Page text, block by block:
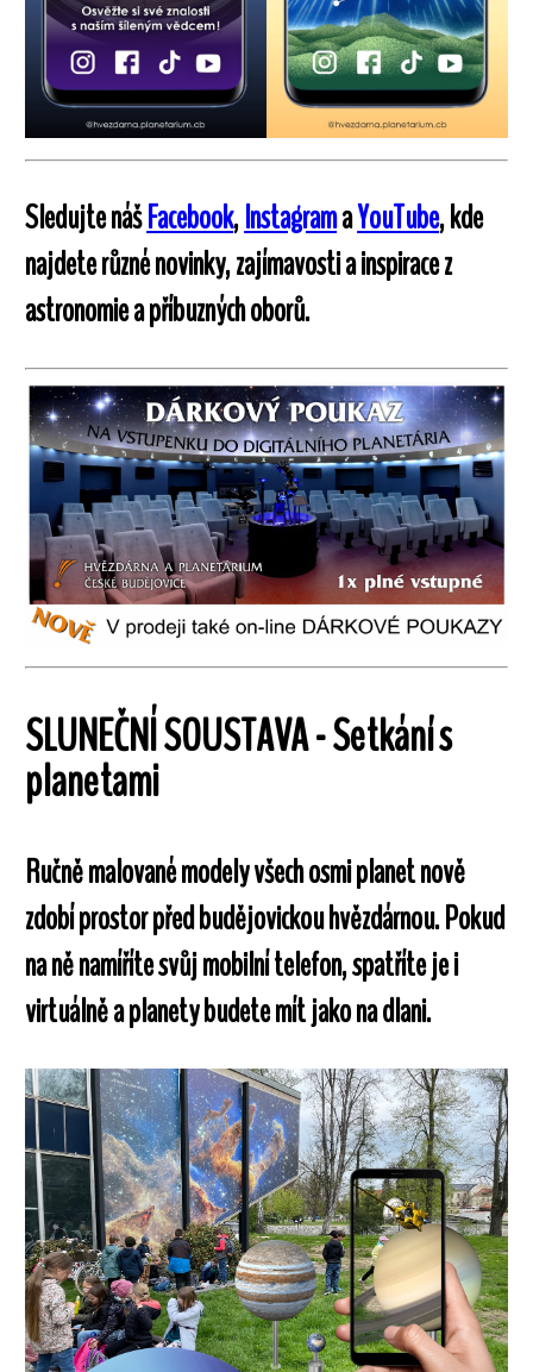
Sledujte nášFacebook,InstagramaYouTube, kde
najdete různé novinky, zajímavosti a inspirace z
astronomie a příbuzných oborů.
SLUNEČNÍ SOUSTAVA - Setkání s
planetami
Ručně malované modely všech osmi planet nově
zdobí prostor před budějovickou hvězdárnou. Pokud
na ně namíříte svůj mobilní telefon, spatříte je i
virtuálně a planety budete mít jako na dlani.